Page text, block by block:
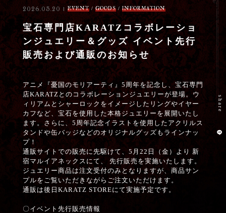
Characters
Goods
Movies
Special
moriarty_anime
2026.05.20 | EVENT/ GOODS/INFORMATION
share
宝石専門店KARATZコラボレーショ
ンジュエリー＆グッズ イベント先行
販売および通販のお知らせ
アニメ『憂国のモリアーティ』5周年を記念し、宝石専門
店KARATZとのコラボレーションジュエリーが登場。ウ
ィリアムとシャーロックをイメージしたリングやイヤー
カフなど、宝石を使用した本格ジュエリーを展開いたし
ます。さらに、5周年記念イラストを使用したアクリルス
タンドや缶バッジなどのオリジナルグッズもラインナッ
プ！
通販サイトでの販売に先駆けて、5月22日（金）より 新
宿マルイアネックスにて、 先行販売を実施いたします。
ジュエリー商品は注文受付のみとなりますが、商品サン
プルをご覧いただきながらご注文いただけます。
通販は後日KARATZ STOREにて実施予定です。
〇イベント先行販売情報